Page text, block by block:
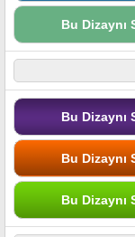
Bu Dizaynı
Bu Dizaynı
Bu Dizaynı
Bu Dizaynı